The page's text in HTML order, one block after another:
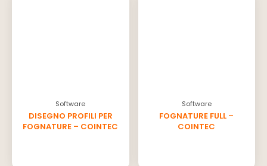
Software
DISEGNO PROFILI PER
FOGNATURE – COINTEC
Software
FOGNATURE FULL –
COINTEC